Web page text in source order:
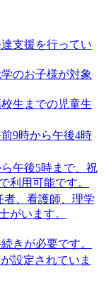
支援を行ってい
のお子様が対象
生までの児童生
9時から午後4時
午後5時まで、祝
利用可能です。
者、看護師、理学
がいます。
きが必要です。
設定されていま